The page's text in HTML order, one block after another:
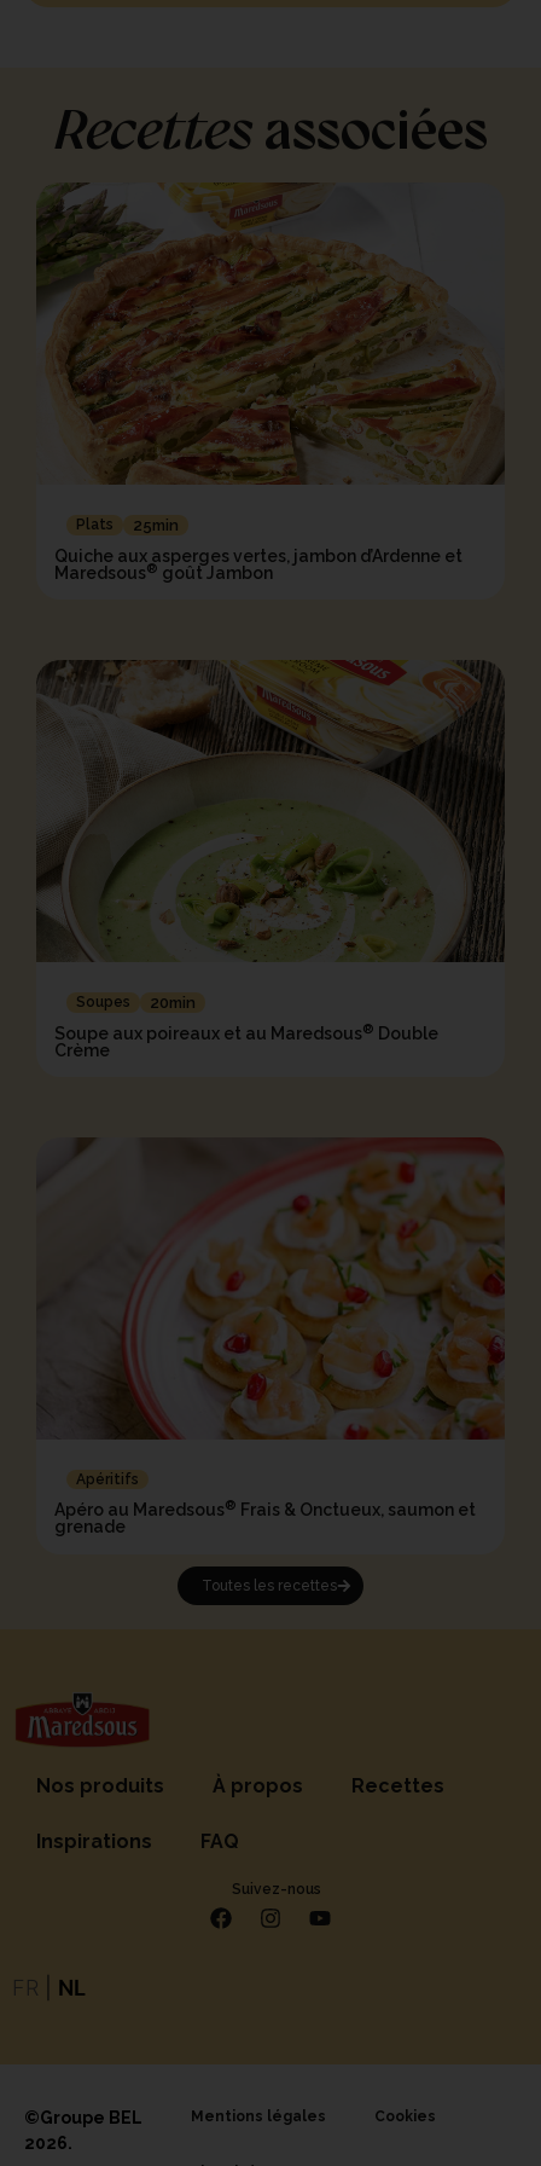
Recettes associées
Plats 25min
Quiche aux asperges vertes, jambon d’Ardenne et
Maredsous® goût Jambon
Soupes 20min
Soupe aux poireaux et au Maredsous® Double
Crème
Apéritifs
Apéro au Maredsous® Frais & Onctueux, saumon et
grenade
Toutes les recettes
Nos produits À propos Recettes
Inspirations FAQ
Suivez-nous
FR NL
©Groupe BEL
2026.
Mentions légales Cookies